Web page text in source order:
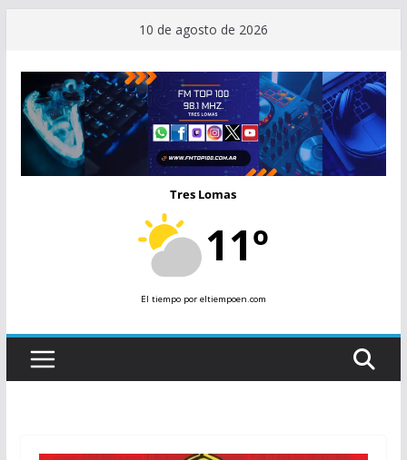
contenido
10 de agosto de 2026
Tres Lomas
11º
El tiempopor eltiempoen.com